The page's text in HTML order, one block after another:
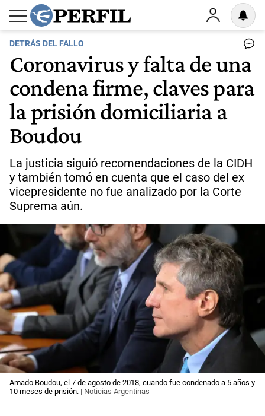
DETRÁS DEL FALLO
Coronavirus y falta de una
condena firme, claves para
la prisión domiciliaria a
Boudou
La justicia siguió recomendaciones de la CIDH
y también tomó en cuenta que el caso del ex
vicepresidente no fue analizado por la Corte
Suprema aún.
Amado Boudou, el 7 de agosto de 2018, cuando fue condenado a 5 años y
10 meses de prisión. | Noticias Argentinas